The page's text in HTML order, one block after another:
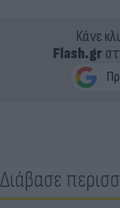
Κάνε
Flash.gr
Διάβασε